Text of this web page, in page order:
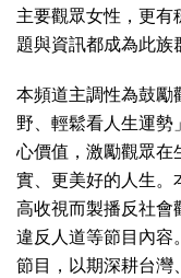
主要觀眾女性，更
題與資訊都成為此族
本頻道主調性為鼓勵
野、輕鬆看人生運勢
心價值，激勵觀眾在
實、更美好的人生。
高收視而製播反社會
違反人道等節目內容
節目，以期深耕台灣